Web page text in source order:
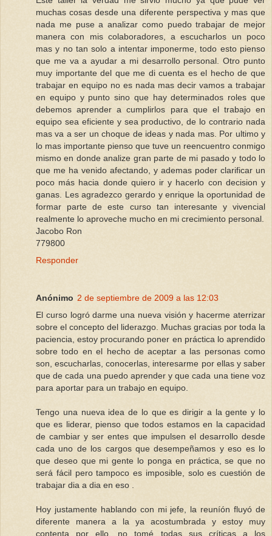
muchas cosas desde una diferente perspectiva y mas que
nada me puse a analizar como puedo trabajar de mejor
manera con mis colaboradores, a escucharlos un poco
mas y no tan solo a intentar imponerme, todo esto pienso
que me va a ayudar a mi desarrollo personal. Otro punto
muy importante del que me di cuenta es el hecho de que
trabajar en equipo no es nada mas decir vamos a trabajar
en equipo y punto sino que hay determinados roles que
debemos aprender a cumplirlos para que el trabajo en
equipo sea eficiente y sea productivo, de lo contrario nada
mas va a ser un choque de ideas y nada mas. Por ultimo y
lo mas importante pienso que tuve un reencuentro conmigo
mismo en donde analize gran parte de mi pasado y todo lo
que me ha venido afectando, y ademas poder clarificar un
poco más hacia donde quiero ir y hacerlo con decision y
ganas. Les agradezco gerardo y enrique la oportunidad de
formar parte de este curso tan interesante y vivencial
realmente lo aproveche mucho en mi crecimiento personal.
Jacobo Ron
779800
Responder
Anónimo 2 de septiembre de 2009 a las 12:03
El curso logró darme una nueva visión y hacerme aterrizar
sobre el concepto del liderazgo. Muchas gracias por toda la
paciencia, estoy procurando poner en práctica lo aprendido
sobre todo en el hecho de aceptar a las personas como
son, escucharlas, conocerlas, interesarme por ellas y saber
que de cada una puedo aprender y que cada una tiene voz
para aportar para un trabajo en equipo.
Tengo una nueva idea de lo que es dirigir a la gente y lo
que es liderar, pienso que todos estamos en la capacidad
de cambiar y ser entes que impulsen el desarrollo desde
cada uno de los cargos que desempeñamos y eso es lo
que deseo que mi gente lo ponga en práctica, se que no
será fácil pero tampoco es imposible, solo es cuestión de
trabajar dia a dia en eso .
Hoy justamente hablando con mi jefe, la reuníón fluyó de
diferente manera a la ya acostumbrada y estoy muy
contenta por ello, no tomé todas sus críticas a los